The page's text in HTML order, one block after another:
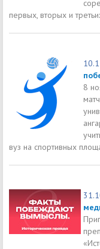
первых, вторых и
8
вуз на спортивных